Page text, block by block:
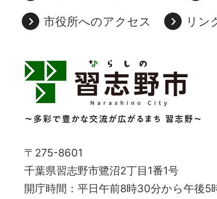
市役所へのアクセス
リン
習
志
野
市
Narashino
City
～
〒275-8601
千葉県習志野市鷺沼2丁目1番1号
開庁時間：平日午前8時30分から午後5